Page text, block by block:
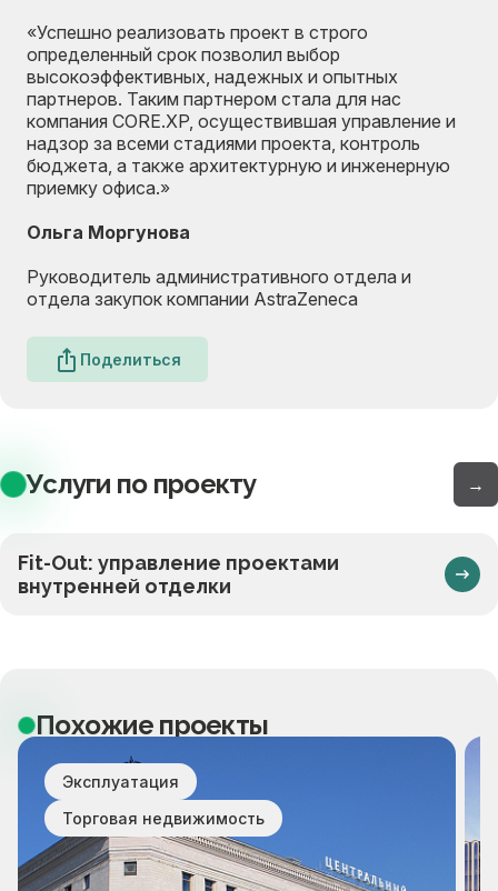
«Успешно реализовать проект в строго
определенный срок позволил выбор
высокоэффективных, надежных и опытных
партнеров. Таким партнером стала для нас
компания CORE.XP, осуществившая управление и
надзор за всеми стадиями проекта, контроль
бюджета, а также архитектурную и инженерную
приемку офиса.»
Ольга Моргунова
Руководитель административного отдела и
отдела закупок компании AstraZeneca
Поделиться
Услуги по проекту →
Fit-Out: управление проектами
внутренней отделки
Похожие проекты
Эксплуатация
Торговая недвижимость